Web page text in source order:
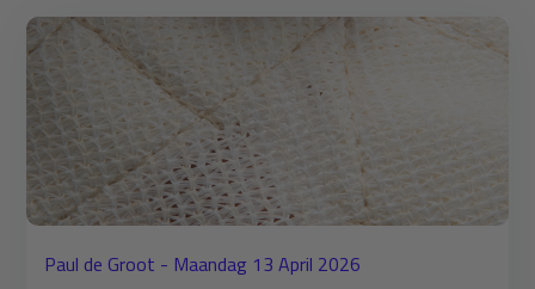
Paul de Groot - Maandag 13 April 2026